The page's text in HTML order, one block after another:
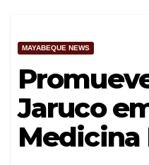
MAYABEQUE NEWS
Jaruco
Medicina